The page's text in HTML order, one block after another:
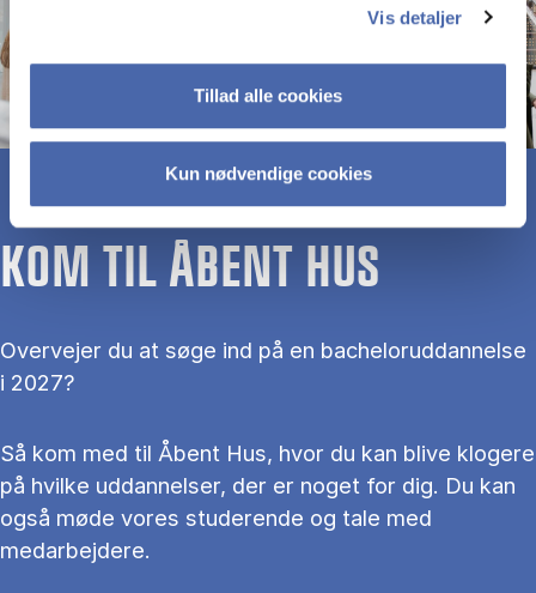
Vis detaljer
Tillad alle cookies
Kun nødvendige cookies
KOM TIL ÅBENT HUS
Overvejer du at søge ind på en bacheloruddannelse
i 2027?
Så kom med til Åbent Hus, hvor du kan blive klogere
på hvilke uddannelser, der er noget for dig. Du kan
også møde vores studerende og tale med
medarbejdere.